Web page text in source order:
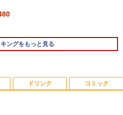
/激安商品】 中古ノートパソコン
Lenovo ThinkPad L380 第8世代
13.3インチ Windows11 Pro 送
ングをもっと見る
無料】TF: 富士通 23.8型液晶ディ
イ DY24-9T / B24-9 TS/ FullHD
D-sub,DVI,Displayport フ
しぶみ 原爆が落ちてくると
くらは空を見ていた （一般書 51
島テレビ放送編『いしぶみ』 ]
ドリンク コミック